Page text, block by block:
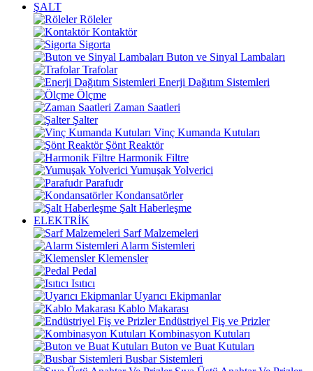
ŞALT
Röleler
Kontaktör
Sigorta
Buton ve Sinyal Lambaları
Trafolar
Enerji Dağıtım Sistemleri
Ölçme
Zaman Saatleri
Şalter
Vinç Kumanda Kutuları
Şönt Reaktör
Harmonik Filtre
Yumuşak Yolverici
Parafudr
Kondansatörler
Şalt Haberleşme
ELEKTRİK
Sarf Malzemeleri
Alarm Sistemleri
Klemensler
Pedal
Isıtıcı
Uyarıcı Ekipmanlar
Kablo Makarası
Endüstriyel Fiş ve Prizler
Kombinasyon Kutuları
Buton ve Buat Kutuları
Busbar Sistemleri